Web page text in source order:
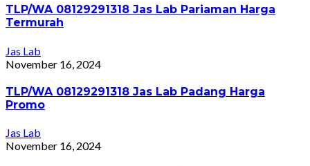
TLP/WA 08129291318 Jas Lab Pariaman Harga
Termurah
Jas Lab
November 16, 2024
TLP/WA 08129291318 Jas Lab Padang Harga
Promo
Jas Lab
November 16, 2024